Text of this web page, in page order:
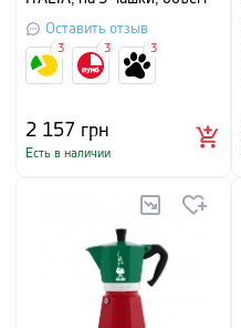
130 мл, красно-зеленый
Оставить отзыв
2 157 грн
Есть в наличии
3 3 3